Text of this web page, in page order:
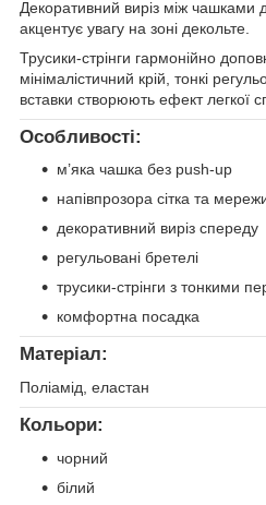
Декоративний виріз між чашками
акцентує увагу на зоні декольте.
Трусики-стрінги гармонійно
мінімалістичний крій, тонкі
вставки створюють ефект легкої
Особливості:
м’яка чашка без push-up
напівпрозора сітка та
декоративний виріз спереду
регульовані бретелі
трусики-стрінги з тонкими
комфортна посадка
Матеріал:
Поліамід, еластан
Кольори:
чорний
білий